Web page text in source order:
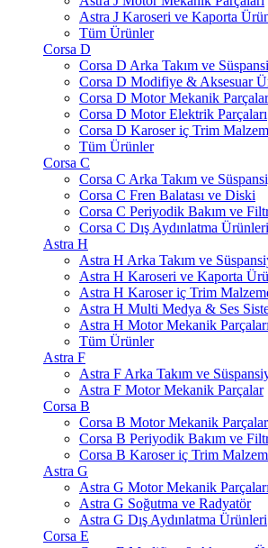
Astra J Karoseri ve Kaporta
Tüm Ürünler
Corsa D
Corsa D Arka Takım ve
Corsa D Modifiye & Aksesuar
Corsa D Motor Mekanik
Corsa D Motor Elektrik Parçaları
Corsa D Karoser iç Trim
Tüm Ürünler
Corsa C
Corsa C Arka Takım ve
Corsa C Fren Balatası ve Diski
Corsa C Periyodik Bakım ve
Corsa C Dış Aydınlatma Ürünleri
Astra H
Astra H Arka Takım ve
Astra H Karoseri ve Kaporta
Astra H Karoser iç Trim
Astra H Multi Medya & Ses
Astra H Motor Mekanik Parçaları
Tüm Ürünler
Astra F
Astra F Arka Takım ve
Astra F Motor Mekanik Parçalar
Corsa B
Corsa B Motor Mekanik
Corsa B Periyodik Bakım ve
Corsa B Karoser iç Trim
Astra G
Astra G Motor Mekanik Parçaları
Astra G Soğutma ve Radyatör
Astra G Dış Aydınlatma Ürünleri
Corsa E